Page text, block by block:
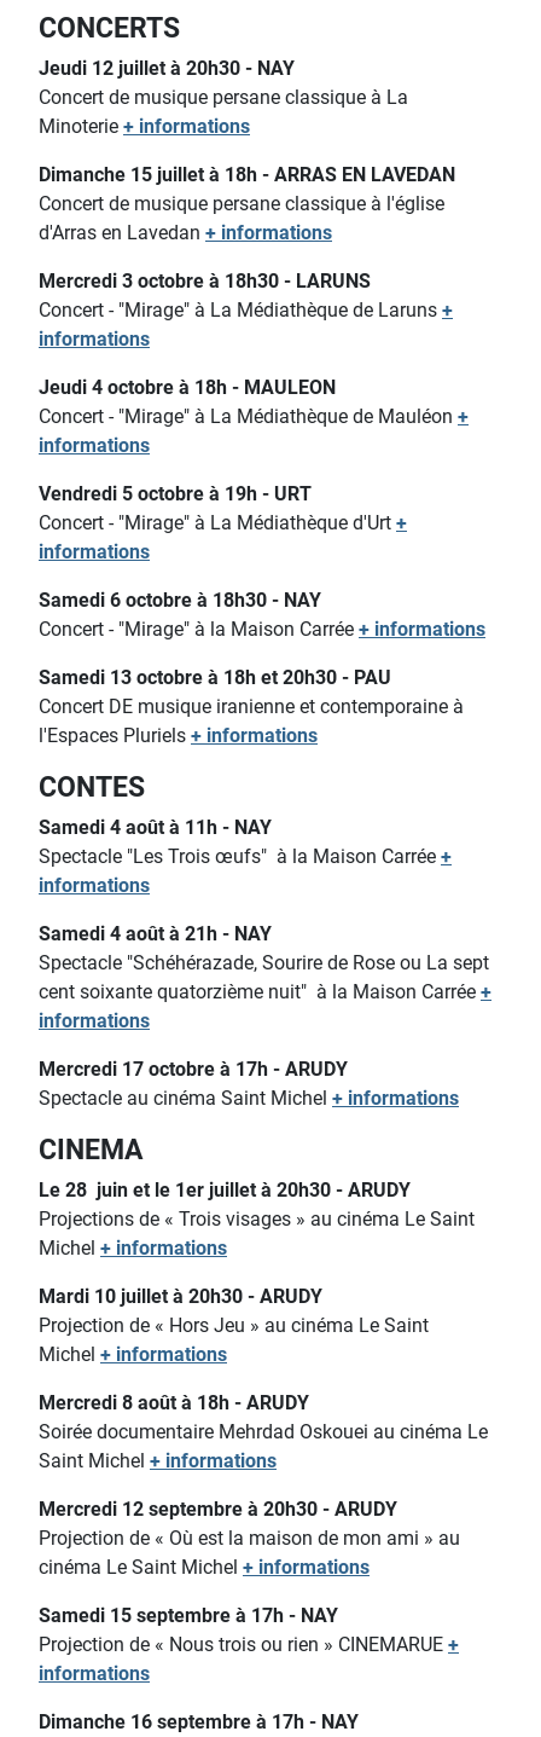
CONCERTS
Jeudi 12 juillet à 20h30 - NAY
Concert de musique persane classique à La
Minoterie + informations
Dimanche 15 juillet à 18h - ARRAS EN LAVEDAN
Concert de musique persane classique à l'église
d'Arras en Lavedan + informations
Mercredi 3 octobre à 18h30 - LARUNS
Concert - "Mirage" à La Médiathèque de Laruns +
informations
Jeudi 4 octobre à 18h - MAULEON
Concert - "Mirage" à La Médiathèque de Mauléon +
informations
Vendredi 5 octobre à 19h - URT
Concert - "Mirage" à La Médiathèque d'Urt +
informations
Samedi 6 octobre à 18h30 - NAY
Concert - "Mirage" à la Maison Carrée + informations
Samedi 13 octobre à 18h et 20h30 - PAU
Concert DE musique iranienne et contemporaine à
l'Espaces Pluriels + informations
CONTES
Samedi 4 août à 11h - NAY
Spectacle "Les Trois œufs" à la Maison Carrée +
informations
Samedi 4 août à 21h - NAY
Spectacle "Schéhérazade, Sourire de Rose ou La sept
cent soixante quatorzième nuit" à la Maison Carrée +
informations
Mercredi 17 octobre à 17h - ARUDY
Spectacle au cinéma Saint Michel + informations
CINEMA
Le 28 juin et le 1er juillet à 20h30 - ARUDY
Projections de « Trois visages » au cinéma Le Saint
Michel + informations
Mardi 10 juillet à 20h30 - ARUDY
Projection de « Hors Jeu » au cinéma Le Saint
Michel + informations
Mercredi 8 août à 18h - ARUDY
Soirée documentaire Mehrdad Oskouei au cinéma Le
Saint Michel + informations
Mercredi 12 septembre à 20h30 - ARUDY
Projection de « Où est la maison de mon ami » au
cinéma Le Saint Michel + informations
Samedi 15 septembre à 17h - NAY
Projection de « Nous trois ou rien » CINEMARUE +
informations
Dimanche 16 septembre à 17h - NAY